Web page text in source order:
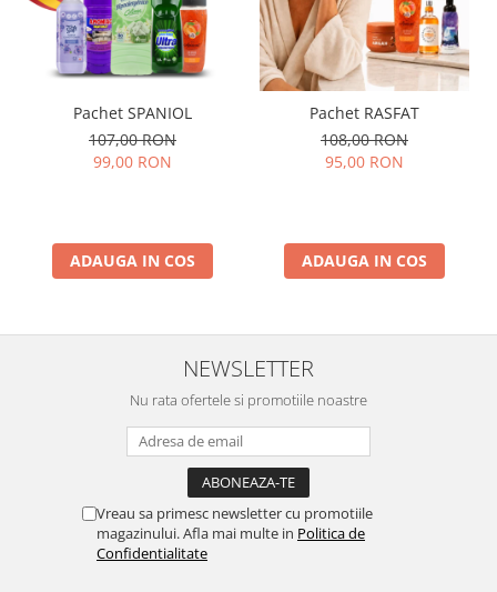
Pachet SPANIOL
107,00 RON
99,00 RON
ADAUGA IN COS
Pachet RASFAT
108,00 RON
95,00 RON
ADAUGA IN COS
NEWSLETTER
Nu rata ofertele si promotiile noastre
Vreau sa primesc newsletter cu promotiile
magazinului. Afla mai multe in Politica de
Confidentialitate